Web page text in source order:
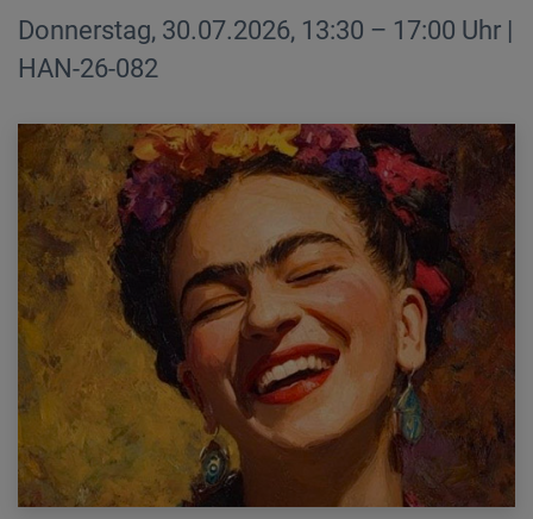
Donnerstag, 30.07.2026, 13:30 – 17:00 Uhr |
HAN-26-082